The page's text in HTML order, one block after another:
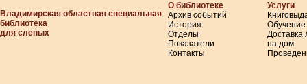
Владимирская областная специальная
библиотека
для слепых
О библиотеке
Архив событий
История
Отделы
Показатели
Контакты
Услуги
Обучение
Доставка
на дом